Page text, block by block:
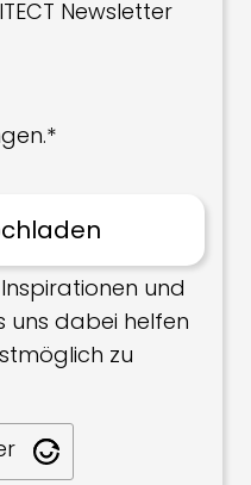
Newsletter
und
uns dabei helfen
zu